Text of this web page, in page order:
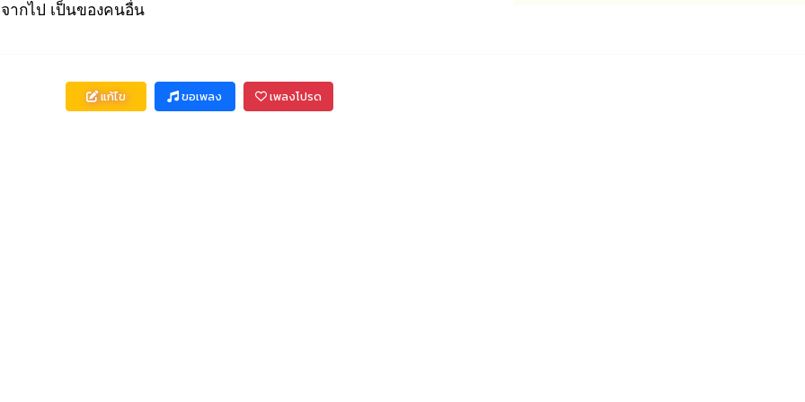
จากไป เป็นของคนอื่น
แก้ไข ขอเพลง เพลงโปรด